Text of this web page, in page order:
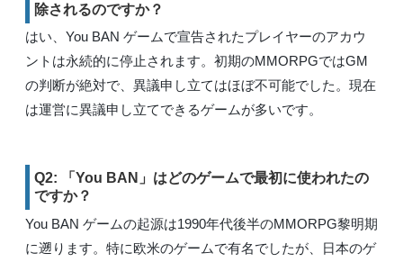
除されるのですか？
はい、You BAN ゲームで宣告されたプレイヤーのアカウ
ントは永続的に停止されます。初期のMMORPGではGM
の判断が絶対で、異議申し立てはほぼ不可能でした。現在
は運営に異議申し立てできるゲームが多いです。
Q2: 「You BAN」はどのゲームで最初に使われたの
ですか？
You BAN ゲームの起源は1990年代後半のMMORPG黎明期
に遡ります。特に欧米のゲームで有名でしたが、日本のゲ